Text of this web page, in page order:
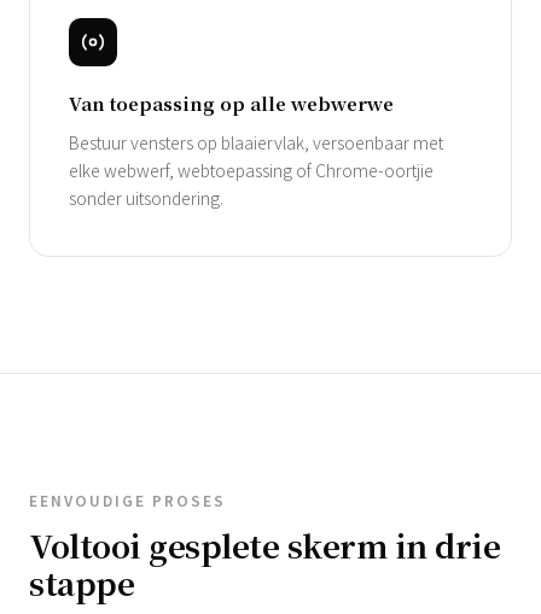
Van toepassing op alle webwerwe
Bestuur vensters op blaaiervlak, versoenbaar met
elke webwerf, webtoepassing of Chrome-oortjie
sonder uitsondering.
EENVOUDIGE PROSES
Voltooi gesplete skerm in drie
stappe